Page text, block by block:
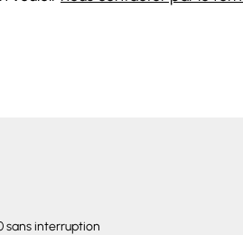
sans interruption